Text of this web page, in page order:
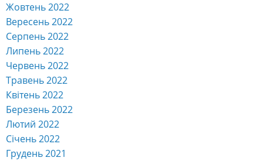
Жовтень 2022
Вересень 2022
Серпень 2022
Липень 2022
Червень 2022
Травень 2022
Квітень 2022
Березень 2022
Лютий 2022
Січень 2022
Грудень 2021